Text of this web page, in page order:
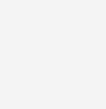
regelmäßig von uns
gebündelt und